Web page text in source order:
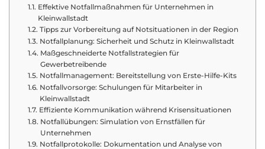
Effektive Notfallmaßnahmen für Unternehmen in
Kleinwallstadt
Tipps zur Vorbereitung auf Notsituationen in der Region
Notfallplanung: Sicherheit und Schutz in Kleinwallstadt
Maßgeschneiderte Notfallstrategien für
Gewerbetreibende
Notfallmanagement: Bereitstellung von Erste-Hilfe-Kits
Notfallvorsorge: Schulungen für Mitarbeiter in
Kleinwallstadt
Effiziente Kommunikation während Krisensituationen
Notfallübungen: Simulation von Ernstfällen für
Unternehmen
Notfallprotokolle: Dokumentation und Analyse von